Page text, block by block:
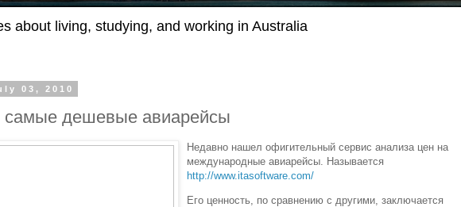
about living, studying, and working in Australia
03, 2010
самые дешевые авиарейсы
Недавно нашел офигительный сервис анализа цен на
международные авиарейсы. Называется
http://www.itasoftware.com/
Его ценность, по сравнению с другими, заключается